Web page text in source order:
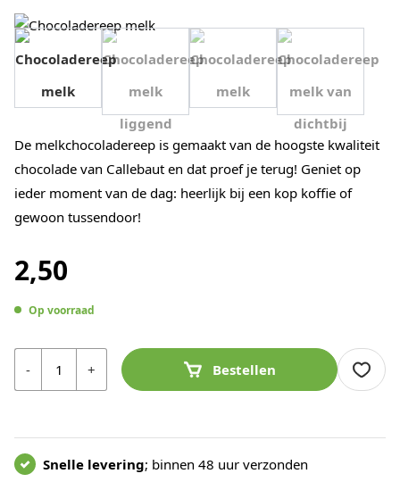
View image 1 View image 2 View image 3
2,50
- + Bestellen
Op voorraad
De melkchocoladereep is gemaakt van de hoogste kwaliteit
chocolade van Callebaut en dat proef je terug! Geniet op
ieder moment van de dag: heerlijk bij een kop koffie of
gewoon tussendoor!
Snelle levering; binnen 48 uur verzonden